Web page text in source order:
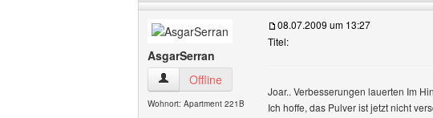
AsgarSerran
AsgarSerran Benutzer-Profile anzeigen
Offline
Wohnort: Apartment 221B
08.07.2009 um 13:27
Titel:
Joar.. Verbesserungen lauerten Im
Ich hoffe, das Pulver ist jetzt nicht